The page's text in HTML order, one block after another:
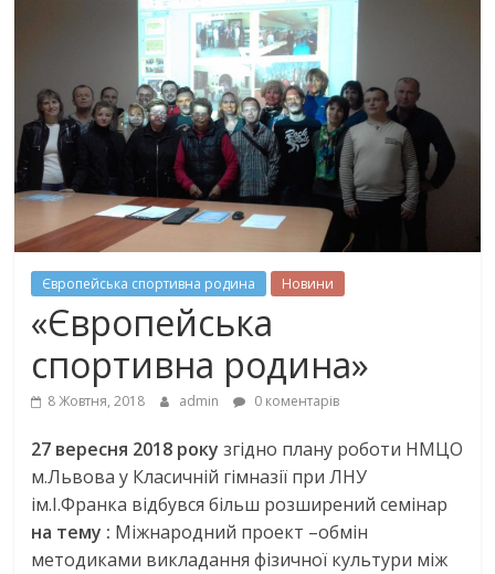
Європейська спортивна родина Новини
«Європейська
спортивна родина»
8 Жовтня, 2018 admin 0 коментарів
27 вересня 2018 року згідно плану роботи НМЦО
м.Львова у Класичній гімназії при ЛНУ
ім.І.Франка відбувся більш розширений семінар
на тему : Міжнародний проект –обмін
методиками викладання фізичної культури між